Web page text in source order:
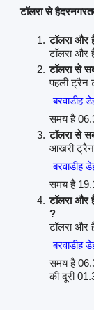
टॉलरा से
टॉलरा और
टॉलरा और
टॉलरा से
पहली ट्रैन
बरवाडीह
समय है
टॉलरा से
आखरी ट्रैन
बरवाडीह
समय है
टॉलरा और
?
टॉलरा और
बरवाडीह
समय है
की दूरी